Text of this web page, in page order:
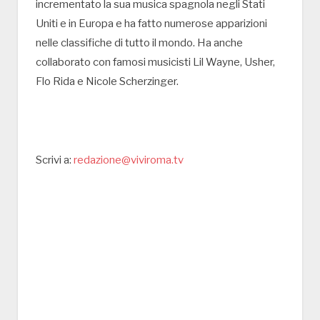
incrementato la sua musica spagnola negli Stati
Uniti e in Europa e ha fatto numerose apparizioni
nelle classifiche di tutto il mondo. Ha anche
collaborato con famosi musicisti Lil Wayne, Usher,
Flo Rida e Nicole Scherzinger.
Scrivi a: redazione@viviroma.tv